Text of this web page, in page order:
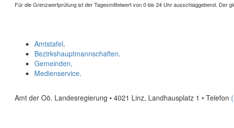
Für die Grenzwertprüfung ist der Tagesmittelwert von 0 bis 24 Uhr ausschlaggebend. Der
Amtstafel.
Bezirkshauptmannschaften.
Gemeinden.
Medienservice.
Amt der Oö. Landesregierung • 4021 Linz, Landhausplatz 1 • Telefon